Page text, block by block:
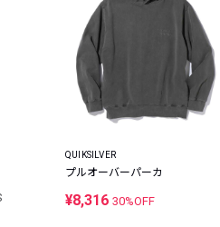
QUIKSILVER
プルオーバーパーカ
¥8,316 30%OFF